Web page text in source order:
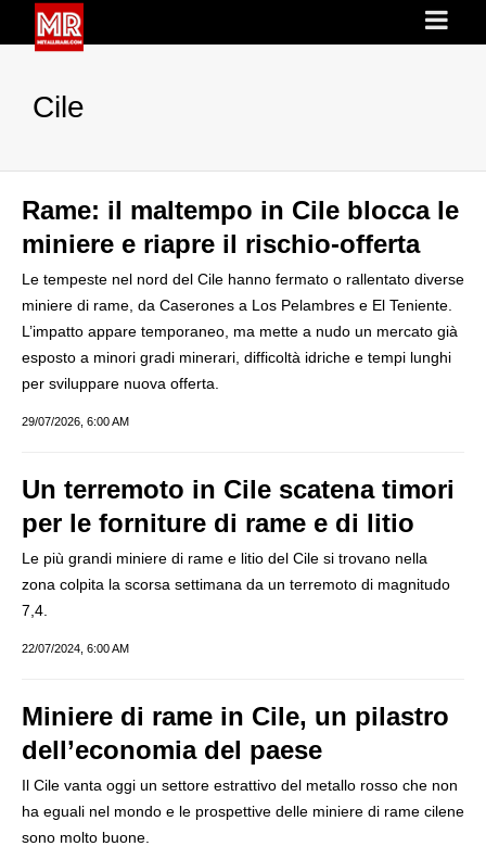
Cile
Rame: il maltempo in Cile blocca le
miniere e riapre il rischio-offerta
Le tempeste nel nord del Cile hanno fermato o rallentato diverse
miniere di rame, da Caserones a Los Pelambres e El Teniente.
L’impatto appare temporaneo, ma mette a nudo un mercato già
esposto a minori gradi minerari, difficoltà idriche e tempi lunghi
per sviluppare nuova offerta.
29/07/2026, 6:00 AM
Un terremoto in Cile scatena timori
per le forniture di rame e di litio
Le più grandi miniere di rame e litio del Cile si trovano nella
zona colpita la scorsa settimana da un terremoto di magnitudo
7,4.
22/07/2024, 6:00 AM
Miniere di rame in Cile, un pilastro
dell’economia del paese
Il Cile vanta oggi un settore estrattivo del metallo rosso che non
ha eguali nel mondo e le prospettive delle miniere di rame cilene
sono molto buone.